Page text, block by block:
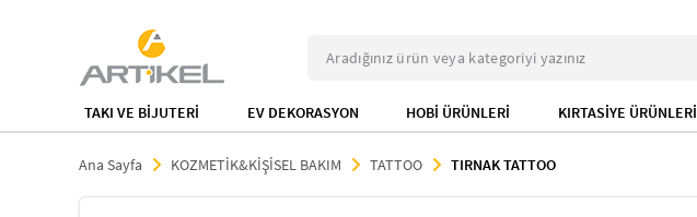
TAKI VE BİJUTERİ EV DEKORASYON HOBİ ÜRÜNLERİ KIRTASİYE ÜRÜNLERİ
Ana Sayfa KOZMETİK&KİŞİSEL BAKIM TATTOO TIRNAK TATTOO